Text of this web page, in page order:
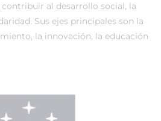
al desarrollo social, la
Sus ejes principales son la
la innovación, la educación